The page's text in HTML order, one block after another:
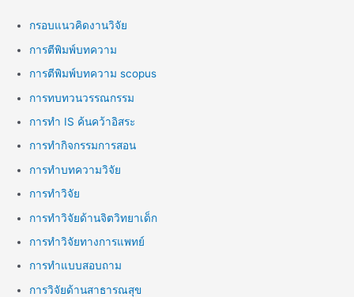
กรอบแนวคิดงานวิจัย
การตีพิมพ์บทความ
การตีพิมพ์บทความ scopus
การทบทวนวรรณกรรม
การทำ IS ค้นคว้าอิสระ
การทำกิจกรรมการสอน
การทำบทความวิจัย
การทำวิจัย
การทำวิจัยด้านจิตวิทยาเด็ก
การทำวิจัยทางการแพทย์
การทำแบบสอบถาม
การวิจัยด้านสาธารณสุข